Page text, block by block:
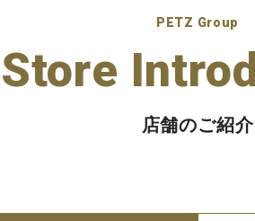
PETZ Group
Store
店舗のご紹介